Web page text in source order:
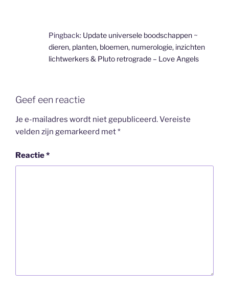
Pingback: Update universele boodschappen ~
dieren, planten, bloemen, numerologie, inzichten
lichtwerkers & Pluto retrograde – Love Angels
Geef een reactie
Je e-mailadres wordt niet gepubliceerd.Vereiste
velden zijn gemarkeerd met*
Reactie*